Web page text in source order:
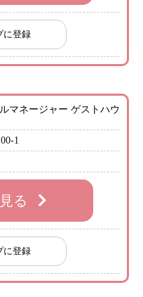
に登録
マネージャー ゲストハウ
1
る
に登録